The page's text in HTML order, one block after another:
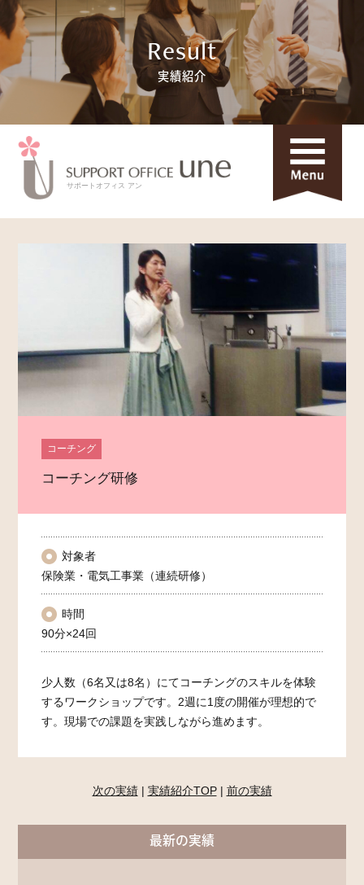
Result
実績紹介
サポートオフィス アン
Profile プロフィール
Ability UNEにできること
Results 実績紹介
Report 活動報告
よくある質問
お問合わせ
Home ホーム
コーチング
コーチング研修
対象者
保険業・電気工事業（連続研修）
時間
90分×24回
少人数（6名又は8名）にてコーチングのスキルを体験
するワークショップです。2週に1度の開催が理想的で
す。現場での課題を実践しながら進めます。
次の実績| 実績紹介TOP| 前の実績
最新の実績